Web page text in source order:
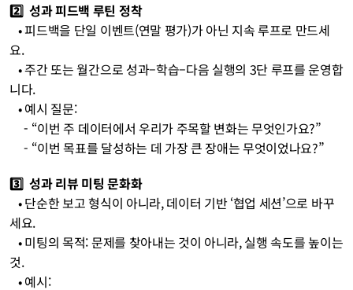
2️⃣  성과 피드백 루틴 정착
• 피드백을 단일 이벤트(연말 평가)가 아닌 지속 루프로 만드세
요.
• 주간 또는 월간으로 성과–학습–다음 실행의 3단 루프를 운영합
니다.
• 예시 질문:
     - “이번 주 데이터에서 우리가 주목할 변화는 무엇인가요?”
     - “이번 목표를 달성하는 데 가장 큰 장애는 무엇이었나요?”
3️⃣  성과 리뷰 미팅 문화화
• 단순한 보고 형식이 아니라, 데이터 기반 ‘협업 세션’으로 바꾸
세요.
• 미팅의 목적: 문제를 찾아내는 것이 아니라, 실행 속도를 높이는
것.
• 예시: